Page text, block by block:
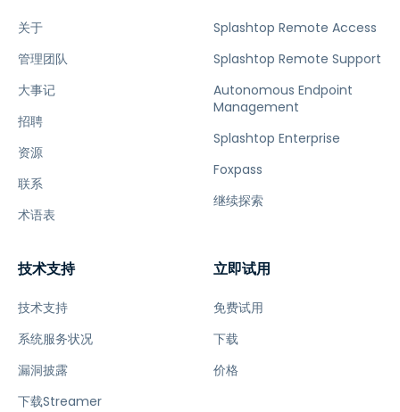
关于
管理团队
大事记
招聘
资源
联系
术语表
Splashtop Remote Access
Splashtop Remote Support
Autonomous Endpoint
Management
Splashtop Enterprise
Foxpass
继续探索
技术支持
技术支持
系统服务状况
漏洞披露
下载Streamer
立即试用
免费试用
下载
价格